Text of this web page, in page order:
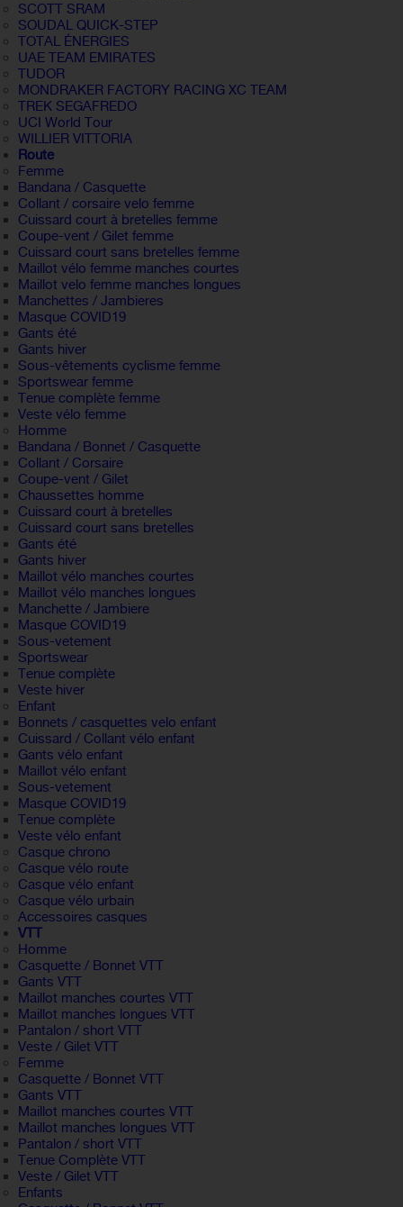
SCOTT SRAM
SOUDAL QUICK-STEP
TOTAL ÉNERGIES
UAE TEAM EMIRATES
TUDOR
MONDRAKER FACTORY RACING XC TEAM
TREK SEGAFREDO
UCI World Tour
WILLIER VITTORIA
Route
Femme
Bandana / Casquette
Collant / corsaire velo femme
Cuissard court à bretelles femme
Coupe-vent / Gilet femme
Cuissard court sans bretelles femme
Maillot vélo femme manches courtes
Maillot velo femme manches longues
Manchettes / Jambieres
Masque COVID19
Gants été
Gants hiver
Sous-vêtements cyclisme femme
Sportswear femme
Tenue complète femme
Veste vélo femme
Homme
Bandana / Bonnet / Casquette
Collant / Corsaire
Coupe-vent / Gilet
Chaussettes homme
Cuissard court à bretelles
Cuissard court sans bretelles
Gants été
Gants hiver
Maillot vélo manches courtes
Maillot vélo manches longues
Manchette / Jambiere
Masque COVID19
Sous-vetement
Sportswear
Tenue complète
Veste hiver
Enfant
Bonnets / casquettes velo enfant
Cuissard / Collant vélo enfant
Gants vélo enfant
Maillot vélo enfant
Sous-vetement
Masque COVID19
Tenue complète
Veste vélo enfant
Casque chrono
Casque vélo route
Casque vélo enfant
Casque vélo urbain
Accessoires casques
VTT
Homme
Casquette / Bonnet VTT
Gants VTT
Maillot manches courtes VTT
Maillot manches longues VTT
Pantalon / short VTT
Veste / Gilet VTT
Femme
Casquette / Bonnet VTT
Gants VTT
Maillot manches courtes VTT
Maillot manches longues VTT
Pantalon / short VTT
Tenue Complète VTT
Veste / Gilet VTT
Enfants